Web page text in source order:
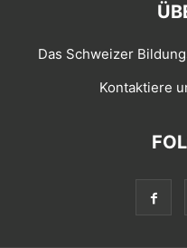
Das Schweizer
Kontaktiere